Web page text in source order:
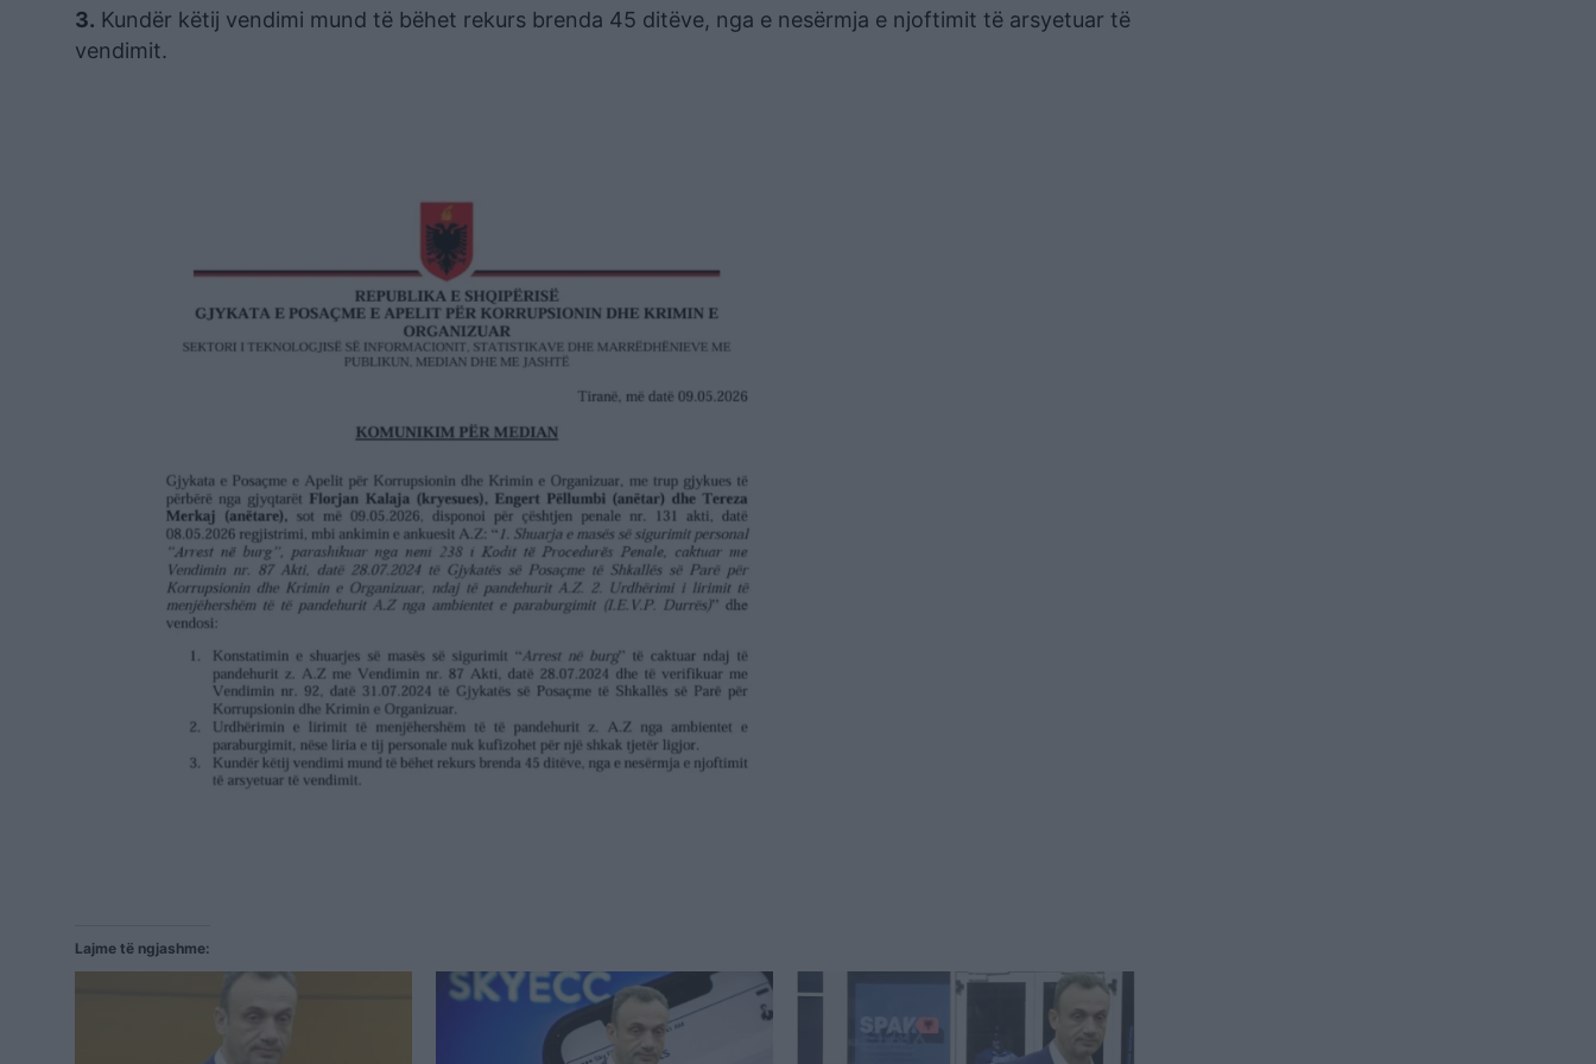
3. Kundër këtij vendimi mund të bëhet rekurs brenda 45 ditëve, nga e nesërmja e njoftimit të arsyetuar të
vendimit.
Lajme të ngjashme: